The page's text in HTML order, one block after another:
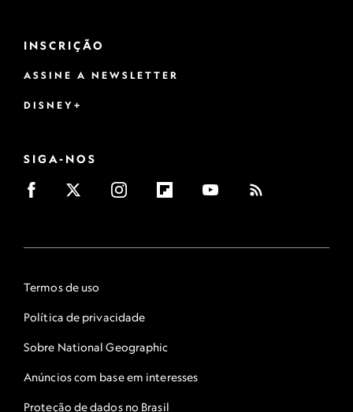
INSCRIÇÃO
ASSINE A NEWSLETTER
DISNEY+
SIGA-NOS
Termos de uso
Política de privacidade
Sobre National Geographic
Anúncios com base em interesses
Proteção de dados no Brasil